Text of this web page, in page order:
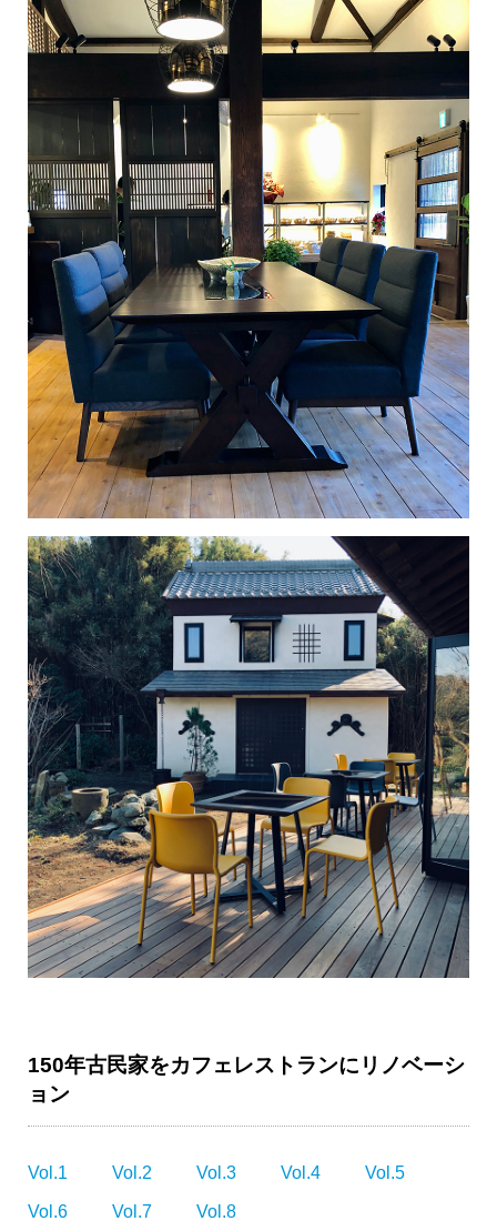
150年古民家をカフェレストランにリノベーシ
ョン
Vol.1 Vol.2 Vol.3 Vol.4 Vol.5
Vol.6 Vol.7 Vol.8